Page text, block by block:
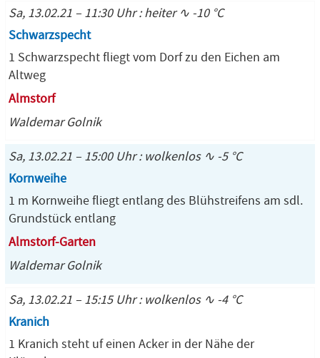
Sa, 13.02.21 – 11:30 Uhr : heiter ∿ -10 °C
Schwarzspecht
1 Schwarzspecht fliegt vom Dorf zu den Eichen am
Altweg
Almstorf
Waldemar Golnik
Sa, 13.02.21 – 15:00 Uhr : wolkenlos ∿ -5 °C
Kornweihe
1 m Kornweihe fliegt entlang des Blühstreifens am sdl.
Grundstück entlang
Almstorf-Garten
Waldemar Golnik
Sa, 13.02.21 – 15:15 Uhr : wolkenlos ∿ -4 °C
Kranich
1 Kranich steht uf einen Acker in der Nähe der